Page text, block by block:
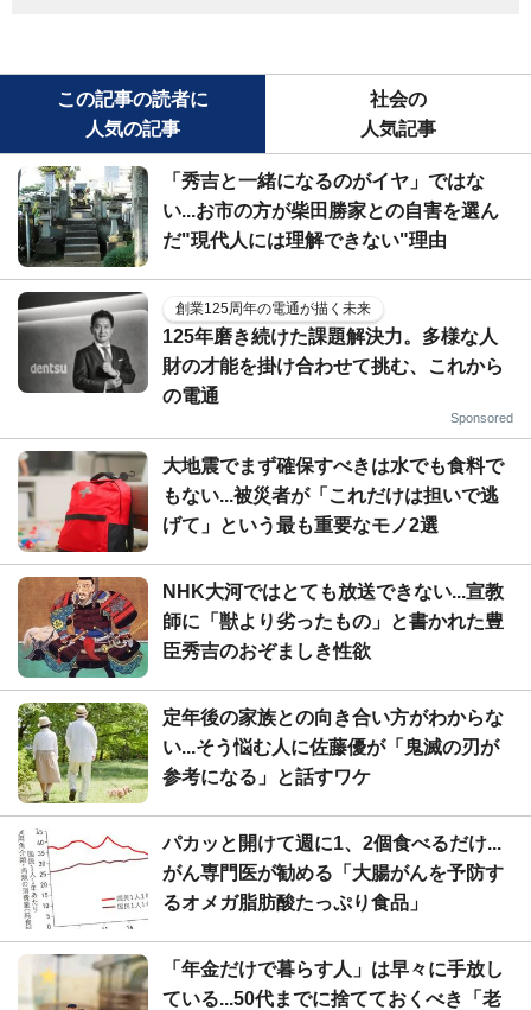
この記事の読者に
人気の記事
社会の
人気記事
「秀吉と一緒になるのがイヤ」ではな
い...お市の方が柴田勝家との自害を選ん
だ"現代人には理解できない"理由
創業125周年の電通が描く未来
125年磨き続けた課題解決力。多様な人
財の才能を掛け合わせて挑む、これから
の電通
Sponsored
大地震でまず確保すべきは水でも食料で
もない...被災者が「これだけは担いで逃
げて」という最も重要なモノ2選
NHK大河ではとても放送できない...宣教
師に「獣より劣ったもの」と書かれた豊
臣秀吉のおぞましき性欲
定年後の家族との向き合い方がわからな
い...そう悩む人に佐藤優が「鬼滅の刃が
参考になる」と話すワケ
パカッと開けて週に1、2個食べるだけ...
がん専門医が勧める「大腸がんを予防す
るオメガ脂肪酸たっぷり食品」
「年金だけで暮らす人」は早々に手放し
ている...50代までに捨てておくべき「老